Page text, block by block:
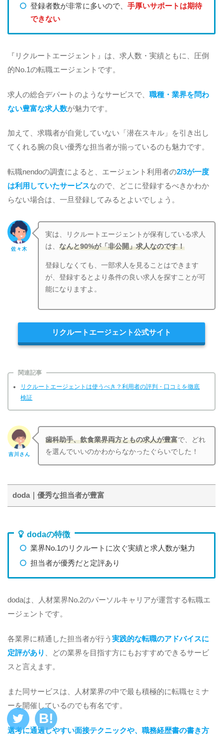
登録者数が非常に多いので、 手厚いサポートは期待
できない
『リクルートエージェント』は、求人数・実績ともに、圧倒
的No.1の転職エージェントです。
求人の総合デパートのようなサービスで、 職種・業界を問わ
ない豊富な求人数が魅力です。
加えて、求職者が自覚していない「潜在スキル」を引き出し
てくれる腕の良い優秀な担当者が揃っているのも魅力です。
転職nendoの調査によると、エージェント利用者の2/3が一度
は利用していたサービスなので、どこに登録するべきかわか
らない場合は、一旦登録してみるとよいでしょう。
佐々木
実は、リクルートエージェントが保有している求人
は、なんと90%が「非公開」求人なのです！
登録しなくても、一部求人を見ることはできます
が、登録するとより条件の良い求人を探すことが可
能になりますよ。
リクルートエージェント公式サイト
関連記事
リクルートエージェントは使うべき？利用者の評判・口コミを徹底
検証
吉川さん
歯科助手、飲食業界両方ともの求人が豊富で、どれ
を選んでいいのかわからなかったぐらいでした！
doda｜優秀な担当者が豊富
dodaの特徴
業界No.1のリクルートに次ぐ実績と求人数が魅力
担当者が優秀だと定評あり
dodaは、人材業界No.2のパーソルキャリアが運営する転職エ
ージェントです。
各業界に精通した担当者が行う 実践的な転職のアドバイスに
定評があり
、どの業界を目指す方にもおすすめできるサービ
スと言えます。
また同サービスは、人材業界の中で最も積極的に転職セミナ
ーを開催しているのでも有名です。
選考に通過しやすい面接テクニックや、職務経歴書の書き方